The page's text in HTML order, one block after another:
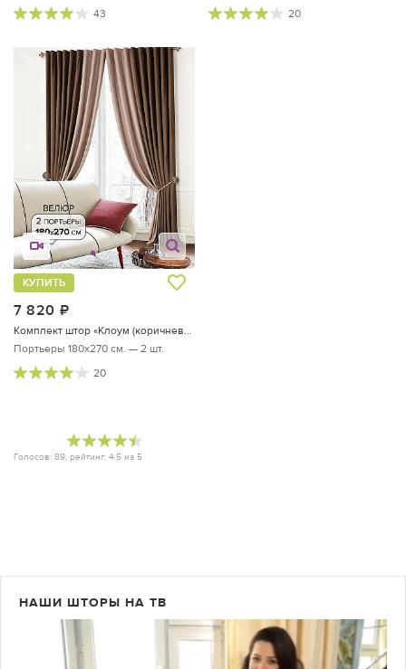
43
20
7 820
КУПИТЬ
Комплект штор «Клоум (коричнево-пудровый)»
Портьеры 180х270 см. — 2 шт.
20
Голосов: 89, рейтинг: 4.5 из 5
НАШИ ШТОРЫ НА ТВ